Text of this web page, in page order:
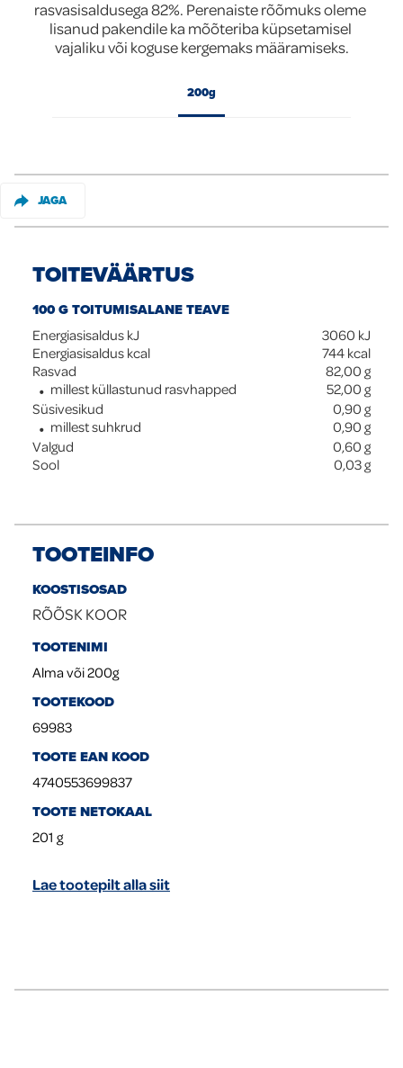
Global
rasvasisaldusega 82%. Perenaiste rõõmuks oleme
lisanud pakendile ka mõõteriba küpsetamisel
vajaliku või koguse kergemaks määramiseks.
200g
JAGA
TOITEVÄÄRTUS
100 G TOITUMISALANE TEAVE
Energiasisaldus kJ 3060 kJ
Energiasisaldus kcal
744 kcal
Rasvad
82,00 g
millest küllastunud rasvhapped
52,00 g
Süsivesikud
0,90 g
millest suhkrud
0,90 g
Valgud
0,60 g
Sool
0,03g
TOOTEINFO
KOOSTISOSAD
RÕÕSK KOOR
TOOTENIMI
Alma või 200g
TOOTEKOOD
69983
TOOTE EAN KOOD
4740553699837
TOOTE NETOKAAL
201 g
Lae tootepilt alla siit